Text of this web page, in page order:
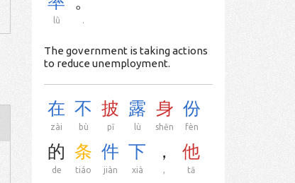
lǜ .
The government is taking actions
to reduce unemployment.
在
zài
不
bù
披
pī
露
lù
身
shēn
份
fèn
的
de
条
tiáo
件
jiàn
下
xià
，
,
他
tā